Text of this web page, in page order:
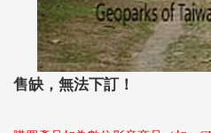
售缺，無法下訂！